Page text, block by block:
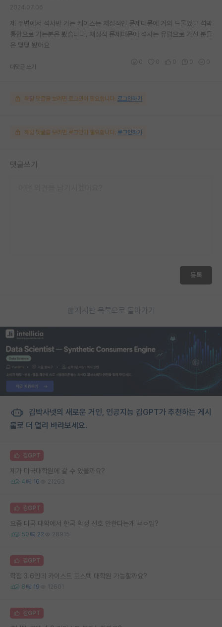
제 주변에서 석사만 가는 케이스는 재정적인 문제때문에 거의 드물었고 석박
통합으로 가는분은 봤습니다. 재정적 문제때문에 석사는 유럽으로 가신 분들
은 몇몇 봤어요
대댓글 쓰기
해당 댓글을 보려면 로그인이 필요합니다. 로그인하기
해당 댓글을 보려면 로그인이 필요합니다. 로그인하기
댓글쓰기
등록
게시판 목록으로 돌아가기
김박사넷의 새로운 거인, 인공지능 김GPT가 추천하는 게시
물로 더 멀리 바라보세요.
김GPT
제가 미국대학원에 갈 수 있을까요?
4 16 21263
김GPT
요즘 미국 대학에서 한국 학생 선호 안한다는게 ㄹㅇ임?
50 22 28915
김GPT
학점 3.6인데 카이스트 포스텍 대학원 가능할까요?
8 19 12601
김GPT